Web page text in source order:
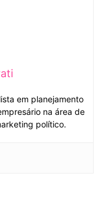
em planejamento
na área de
político.